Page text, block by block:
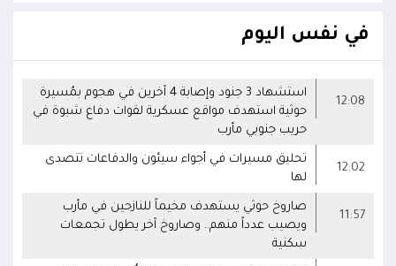
في نفس اليوم
12:08
استشهاد 3 جنود وإصابة 4 آخرين في هجوم بمُسيرة
حوثية استهدف مواقع عسكرية لقوات دفاع شبوة في
حريب جنوبي مأرب
12:02
تحليق مسيرات في أجواء سيئون والدفاعات تتصدى
لها
11:57
صاروخ حوثي يستهدف مخيماً للنازحين في مأرب
ويصيب عدداً منهم.. وصاروخ آخر يطول تجمعات
سكنية